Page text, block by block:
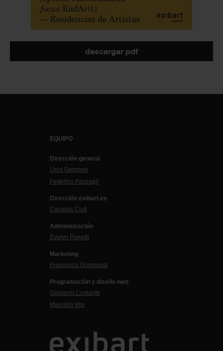
descargar pdf
EQUIPO
Dirección general
Uros Gorgone
Federico Pazzagli
Dirección exibart.es
Carolina Ciuti
Administración
Evelyn Parretti
Marketing
Francesca Grismondi
Programación y diseño web
Giovanni Costante
Marcello Moi